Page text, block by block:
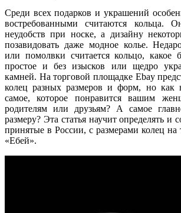
Среди всех подарков и украшений
востребованными считаются кольца.
неудобств при носке, а дизайну
позавидовать даже модное колье.
или помолвки считаетсякольцо, какое
простое и без изысков или щедро
камней. На торговой площадке Ebay
колецразных размеров и форм, но как
самое, которое понравится вашим
родителям или друзьям? А самое
размеру? Эта статья научитопределять и
принятые в России, с размерами колец на
«Ебей».